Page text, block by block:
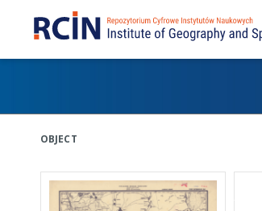
OBJECT